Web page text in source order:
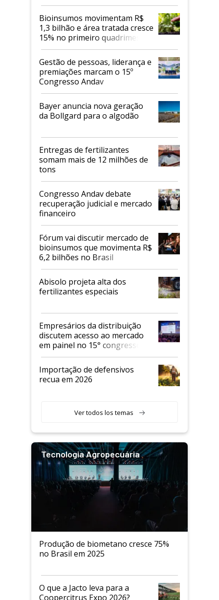
Bioinsumos movimentam R$
1,3 bilhão e área tratada cresce
15% no primeiro quadrimestre
de 2026
Gestão de pessoas, liderança e
premiações marcam o 15º
Congresso Andav
Bayer anuncia nova geração
da Bollgard para o algodão
Entregas de fertilizantes
somam mais de 12 milhões de
tons
Congresso Andav debate
recuperação judicial e mercado
financeiro
Fórum vai discutir mercado de
bioinsumos que movimenta R$
6,2 bilhões no Brasil
Abisolo projeta alta dos
fertilizantes especiais
Empresários da distribuição
discutem acesso ao mercado
em painel no 15° congresso
Andav
Importação de defensivos
recua em 2026
Ver todos los temas
Tecnologia Agropecuária
Produção de biometano cresce 75%
no Brasil em 2025
O que a Jacto leva para a
Coopercitrus Expo 2026?